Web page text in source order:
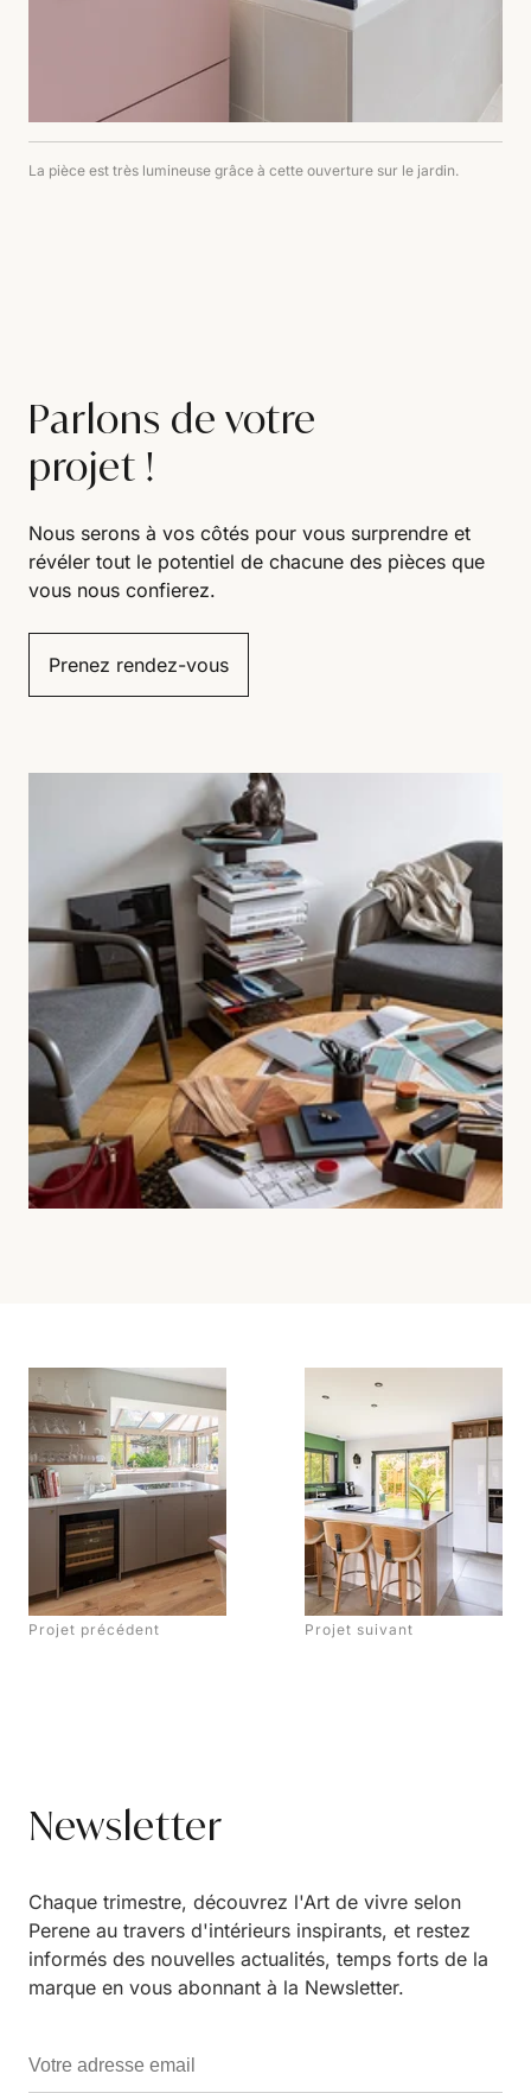
La pièce est très lumineuse grâce à cette ouverture sur le jardin.
Parlons de votre
projet !
Nous serons à vos côtés pour vous surprendre et
révéler tout le potentiel de chacune des pièces que
vous nous confierez.
Prenez rendez-vous
Projet précédent Projet suivant
Newsletter
Chaque trimestre, découvrez l'Art de vivre selon
Perene au travers d'intérieurs inspirants, et restez
informés des nouvelles actualités, temps forts de la
marque en vous abonnant à la Newsletter.